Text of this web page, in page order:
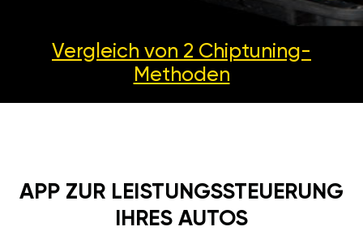
Vergleich von 2 Chiptuning-
Methoden
APP ZUR LEISTUNGSSTEUERUNG
IHRES AUTOS